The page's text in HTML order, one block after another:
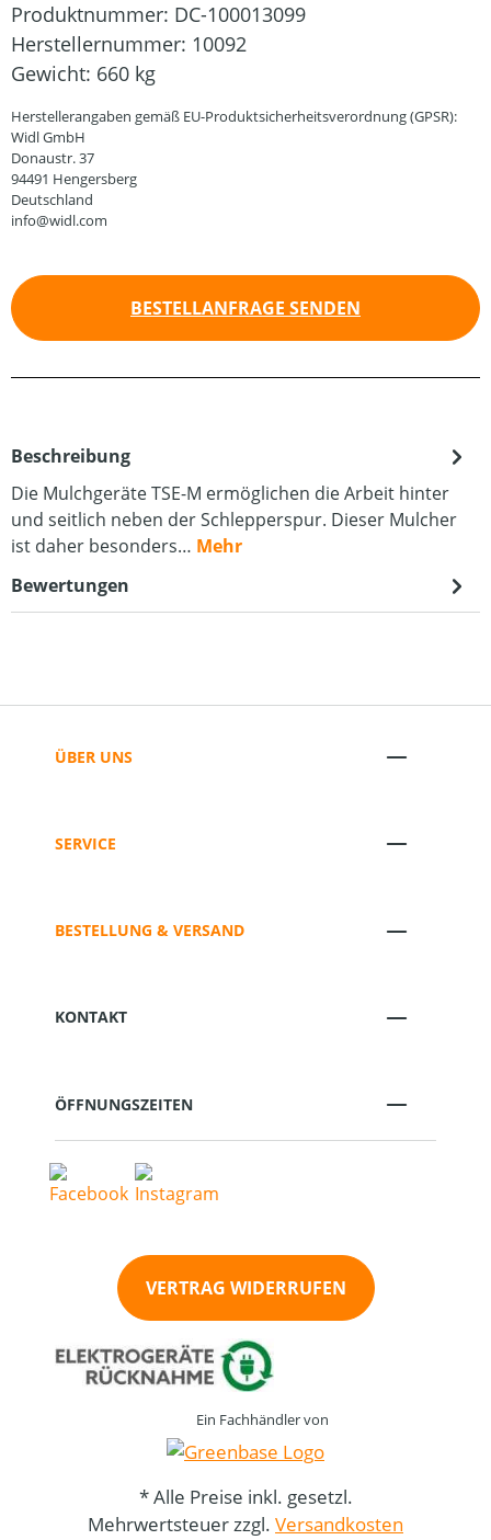
Produktnummer: DC-100013099
Herstellernummer: 10092
Gewicht: 660 kg
Herstellerangaben gemäß EU-Produktsicherheitsverordnung (GPSR):
Widl GmbH
Donaustr. 37
94491 Hengersberg
Deutschland
info@widl.com
BESTELLANFRAGE SENDEN
Beschreibung
Die Mulchgeräte TSE-M ermöglichen die Arbeit hinter
und seitlich neben der Schlepperspur. Dieser Mulcher
ist daher besonders… Mehr
Bewertungen
ÜBER UNS
SERVICE
BESTELLUNG & VERSAND
KONTAKT
ÖFFNUNGSZEITEN
VERTRAG WIDERRUFEN
Ein Fachhändler von
* Alle Preise inkl. gesetzl.
Mehrwertsteuer zzgl. Versandkosten